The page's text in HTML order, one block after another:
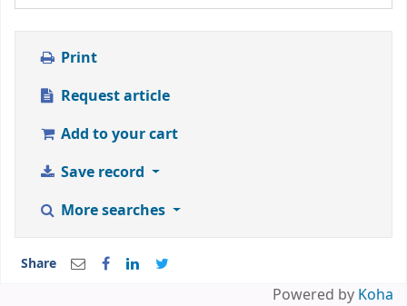
Print
Request article
Add to your cart
Save record
More searches
Share
Powered by Koha